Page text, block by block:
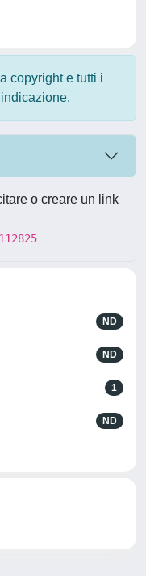
copyright e tutti i
o creare un link
ND
ND
1
ND